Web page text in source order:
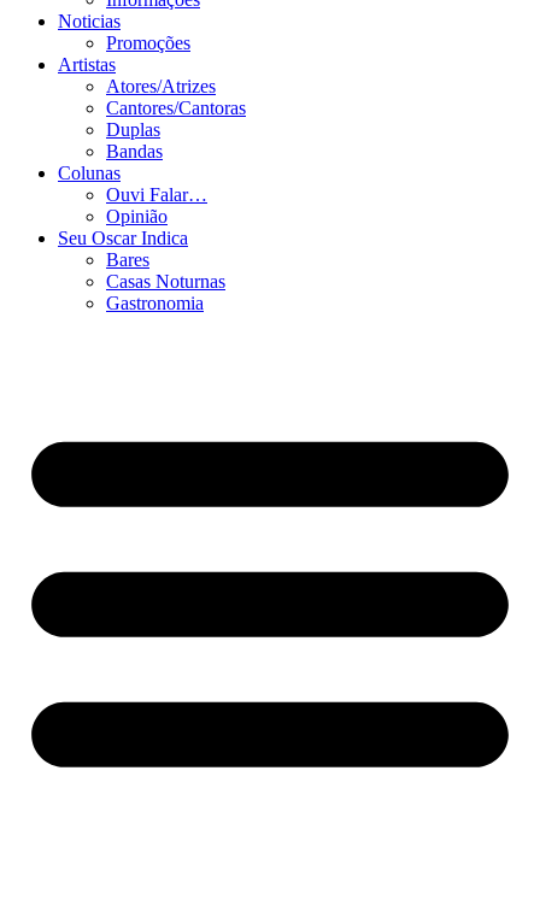
Noticias
Promoções
Artistas
Atores/Atrizes
Cantores/Cantoras
Duplas
Bandas
Colunas
Ouvi Falar…
Opinião
Seu Oscar Indica
Bares
Casas Noturnas
Gastronomia